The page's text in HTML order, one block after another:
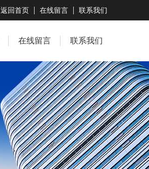
返回首页 在线留言 联系我们
在线留言 联系我们